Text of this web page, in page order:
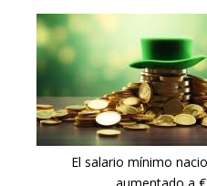
El salario mínimo